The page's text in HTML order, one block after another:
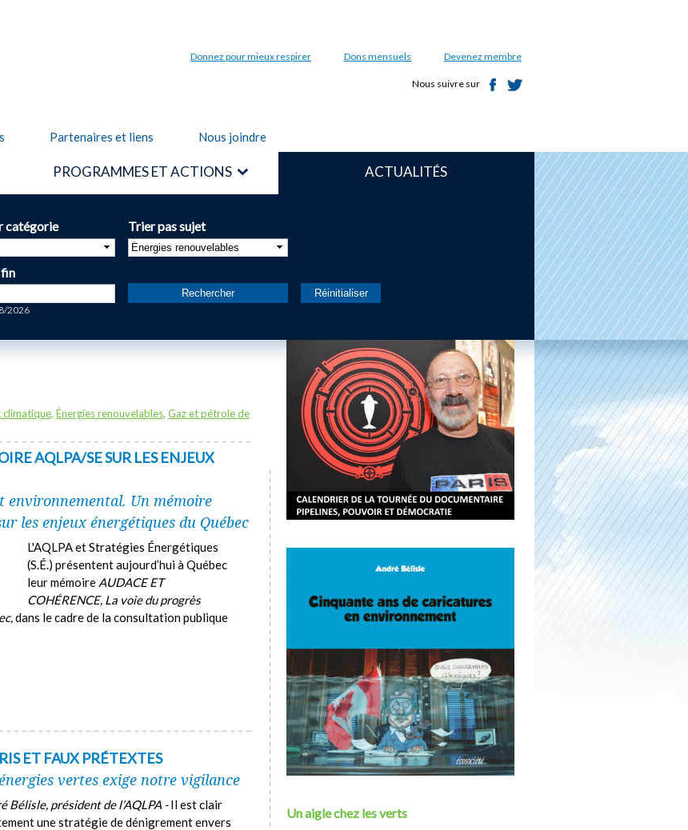
Donnez pour mieux respirer Dons mensuels Devenez membre
Nous suivre sur
Partenaires et liens Nous joindre
PROGRAMMES ET ACTIONS ACTUALITÉS
catégorie Trier pas sujet
2026
climatique, Énergies renouvelables, Gaz et pétrole de
AQLPA/SE SUR LES ENJEUX
environnemental. Un mémoire
les enjeux énergétiques du Québec
L'AQLPA et Stratégies Énergétiques
(S.É.) présentent aujourd’hui à Québec
leur mémoire AUDACE ET
COHÉRENCE, La voie du progrès
dans le cadre de la consultation publique
ET FAUX PRÉTEXTES
vertes exige notre vigilance
Bélisle, président de l’AQLPA -Il est clair
une stratégie de dénigrement envers
Un aigle chez les verts